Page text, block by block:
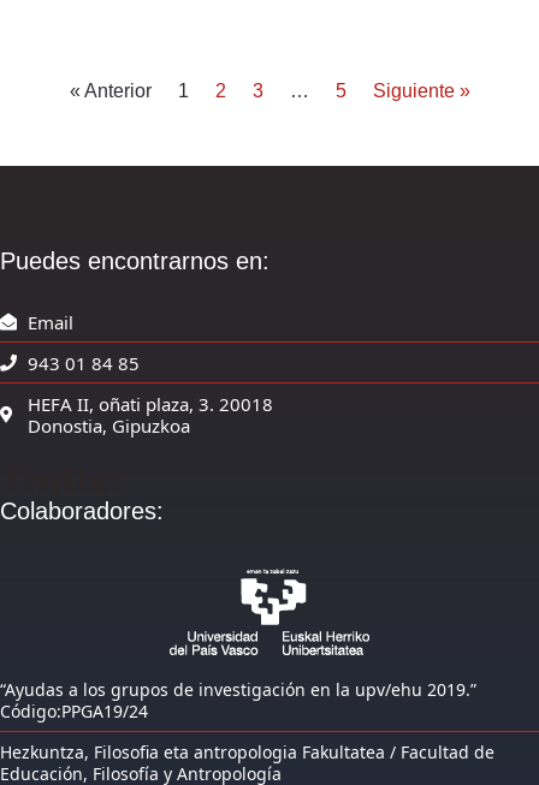
« Anterior 1 2 3 … 5 Siguiente »
Puedes encontrarnos en:
Email
943 01 84 85
HEFA II, oñati plaza, 3. 20018
Donostia, Gipuzkoa
Colaboradores:
“Ayudas a los grupos de investigación en la upv/ehu 2019.”
Código:PPGA19/24
Hezkuntza, Filosofia eta antropologia Fakultatea / Facultad de
Educación, Filosofía y Antropología